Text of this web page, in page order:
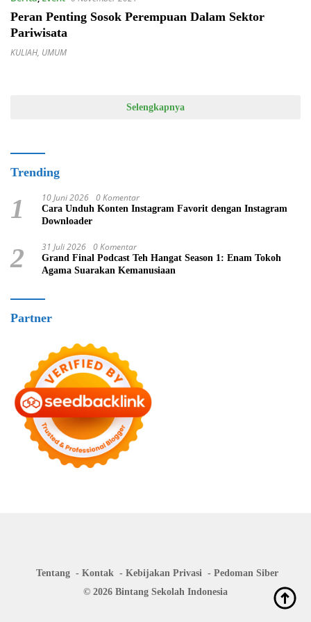
Peran Penting Sosok Perempuan Dalam Sektor
Pariwisata
KULIAH, UMUM
Selengkapnya
Trending
1 10 Juni 2026 0 Komentar
Cara Unduh Konten Instagram Favorit dengan Instagram
Downloader
2 31 Juli 2026 0 Komentar
Grand Final Podcast Teh Hangat Season 1: Enam Tokoh
Agama Suarakan Kemanusiaan
Partner
Tentang Kontak Kebijakan Privasi
Pedoman Siber
© 2026 Bintang Sekolah Indonesia